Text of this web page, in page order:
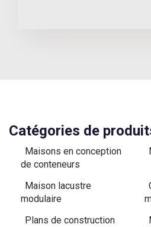
Catégories de
Maisons en conception
de conteneurs
Maison lacustre
modulaire
Plans de construction